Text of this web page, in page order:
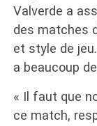
Valverde a
des matches
et style de
a beaucoup
« Il faut que
ce match,